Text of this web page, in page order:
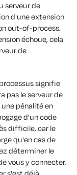
serveur de
d'une extension
out-of-process.
échoue, cela
de
signifie
pas le serveur de
pénalité en
d'un code
difficile, car le
qu'en cas de
déterminer le
vous y connecter,